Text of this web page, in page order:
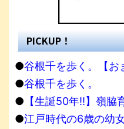
PICKUP！
●谷根千を歩く。【お
●谷根千を歩く。
● 【生誕50年!!】嶺脇
●江戸時代の6歳の幼